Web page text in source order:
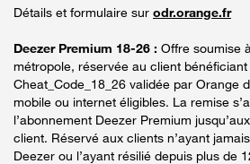
Détails et formulaire sur odr.orange.fr
Deezer Premium 18-26 : Offre soumise
métropole, réservée au client bénéficiant
Cheat_Code_18_26 validée par Orange
mobile ou internet éligibles. La remise
l’abonnement Deezer Premium
client. Réservé aux clients n’ayant
Deezer ou l’ayant résilié depuis plus de